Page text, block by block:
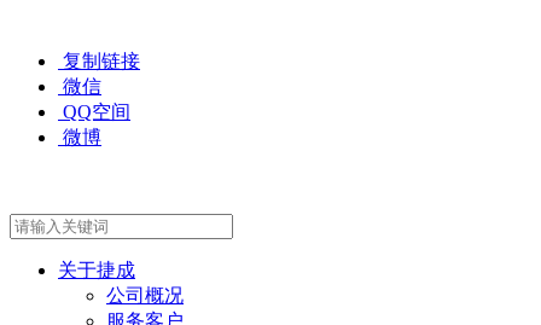
复制链接
微信
QQ空间
微博
关于捷成
公司概况
服务客户